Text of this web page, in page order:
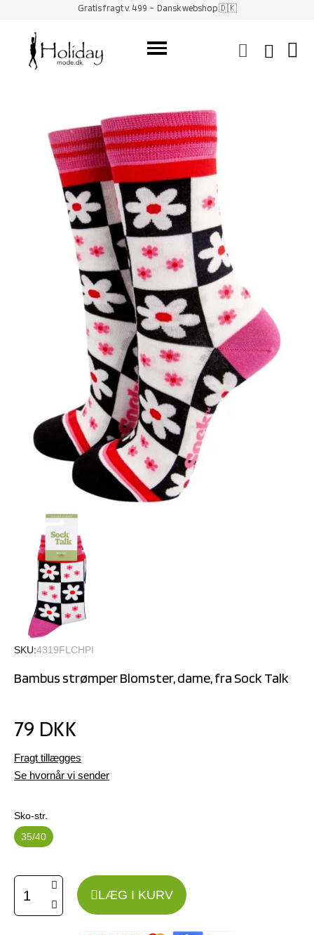
Gratis fragt v. 499 - Dansk webshop 🇩🇰
SKU 4319FLCHPI
Bambus strømper Blomster, dame, fra Sock Talk
79 DKK
Fragt tillægges
Se hvornår vi sender
Sko-str.
35/40
LÆG I KURV